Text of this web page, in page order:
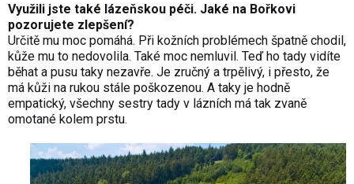
Využili jste také lázeňskou péči. Jaké na Bořkovi
pozorujete zlepšení?
Určitě mu moc pomáhá. Při kožních problémech špatně chodil,
kůže mu to nedovolila. Také moc nemluvil. Teď ho tady vidíte
běhat a pusu taky nezavře. Je zručný a trpělivý, i přesto, že
má kůži na rukou stále poškozenou. A taky je hodně
empatický, všechny sestry tady v lázních má tak zvaně
omotané kolem prstu.